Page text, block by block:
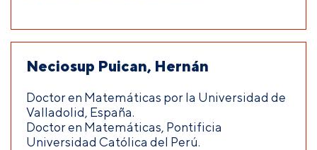
Neciosup Puican, Hernán
Doctor en Matemáticas por la Universidad de
Valladolid, España.
Doctor en Matemáticas, Pontificia
Universidad Católica del Perú.